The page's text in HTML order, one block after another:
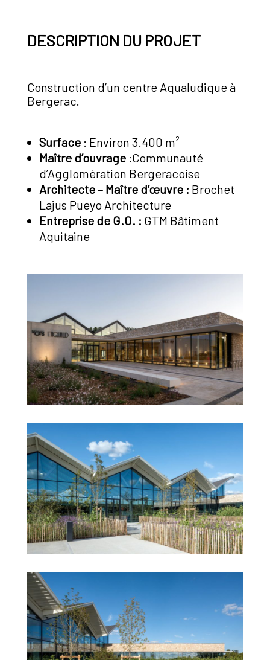
DESCRIPTION DU PROJET
Construction d’un centre Aqualudique à
Bergerac.
Surface : Environ 3.400 m²
Maître d’ouvrage :Communauté
d’Agglomération Bergeracoise
Architecte – Maître d’œuvre : Brochet
Lajus Pueyo Architecture
Entreprise de G.O. : GTM Bâtiment
Aquitaine